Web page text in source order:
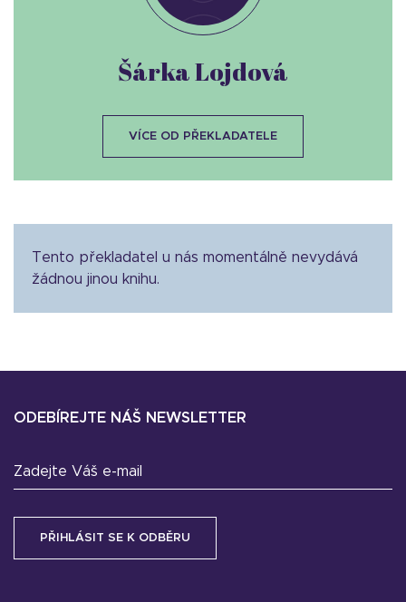
Tento překladatel u nás momentálně nevydává
žádnou jinou knihu.
Šárka Lojdová
VÍCE OD PŘEKLADATELE
ODEBÍREJTE NÁŠ NEWSLETTER
Zadejte Váš e-mail